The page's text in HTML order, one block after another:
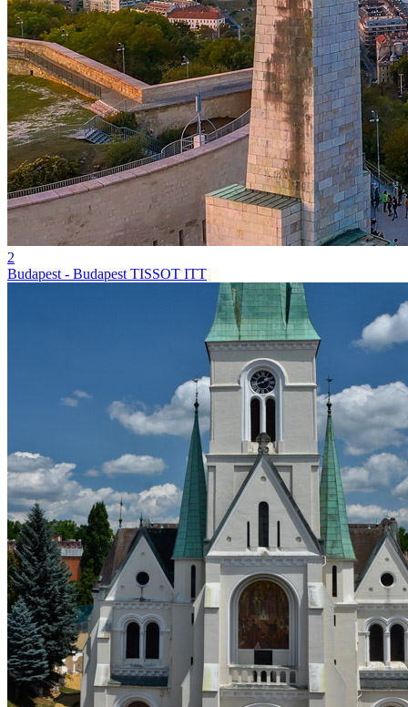
2
Budapest - Budapest TISSOT ITT